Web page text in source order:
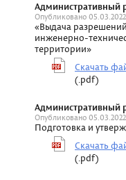
Административный
Опубликовано 05.03.2022
«Выдача
инженерно-
территории»
Скачать
(.pdf)
Административный
Опубликовано 05.03.2022
Подготовка и
Скачать
(.pdf)